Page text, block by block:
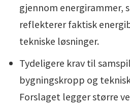
gjennom energirammer,
reflekterer faktisk
tekniske løsninger.
Tydeligere krav til
bygningskropp og
Forslaget legger større